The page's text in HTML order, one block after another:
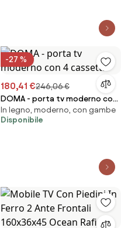
-27 %
180,41 €246,06 €
DOMA - porta tv moderno con
4 cassetti
In legno, moderno, con gambe
Disponibile